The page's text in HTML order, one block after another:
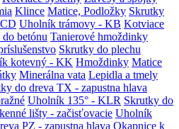
Klince Matice, Podložky Skrutky
Uholník trámovy - KB Kotviace
betónu Tanierové hmoždinky
Skrutky do plechu
kotevný - KK Hmoždinky Matice
Minerálna vata Lepidla a tmely
do dreva TX - zapustna hlava
Uholník 135° - KLR Skrutky do
lišty - začisťovacie Uholník
PZ - zapustna hlava Okapnice k